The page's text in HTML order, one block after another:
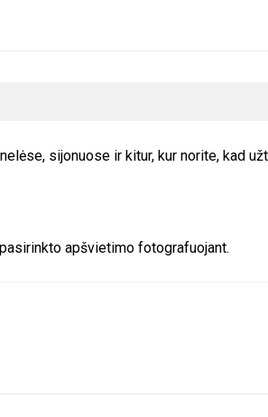
sijonuose ir kitur, kur norite, kad
apšvietimo fotografuojant.